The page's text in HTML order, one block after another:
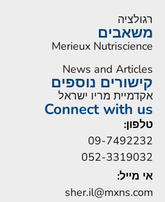
רגולציה
משאבים
Merieux Nutriscience
News and Articles
קישורים נוספים
אקדמיית מריו ישראל
Connect with us
טלפון:
09-7492232
052-3319032
אי מייל:
sher.il@mxns.com